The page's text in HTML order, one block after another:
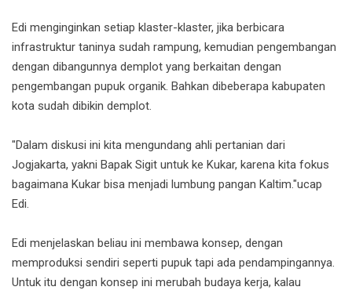
Edi menginginkan setiap klaster-klaster, jika berbicara
infrastruktur taninya sudah rampung, kemudian pengembangan
dengan dibangunnya demplot yang berkaitan dengan
pengembangan pupuk organik. Bahkan dibeberapa kabupaten
kota sudah dibikin demplot.
"Dalam diskusi ini kita mengundang ahli pertanian dari
Jogjakarta, yakni Bapak Sigit untuk ke Kukar, karena kita fokus
bagaimana Kukar bisa menjadi lumbung pangan Kaltim."ucap
Edi.
Edi menjelaskan beliau ini membawa konsep, dengan
memproduksi sendiri seperti pupuk tapi ada pendampingannya.
Untuk itu dengan konsep ini merubah budaya kerja, kalau